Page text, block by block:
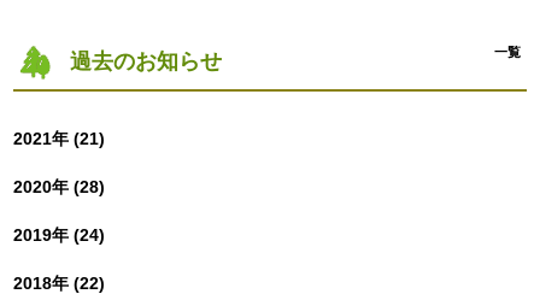
過去のお知らせ 一覧
2021年 (21)
2020年 (28)
2019年 (24)
2018年 (22)